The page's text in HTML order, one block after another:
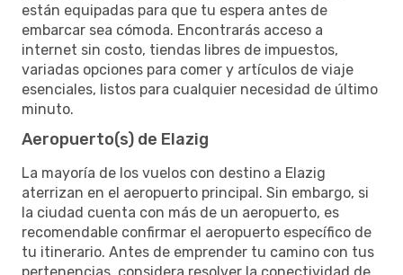
están equipadas para que tu espera antes de
embarcar sea cómoda. Encontrarás acceso a
internet sin costo, tiendas libres de impuestos,
variadas opciones para comer y artículos de viaje
esenciales, listos para cualquier necesidad de último
minuto.
Aeropuerto(s) de Elazig
La mayoría de los vuelos con destino a Elazig
aterrizan en el aeropuerto principal. Sin embargo, si
la ciudad cuenta con más de un aeropuerto, es
recomendable confirmar el aeropuerto específico de
tu itinerario. Antes de emprender tu camino con tus